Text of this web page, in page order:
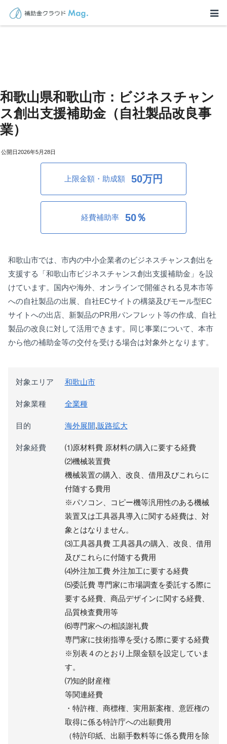
和歌山県和歌山市：ビジネスチャン
ス創出支援補助金（自社製品改良事
業）
2026年5月28日
上限金額・助成額 50万円
経費補助率 50％
和歌山市では、市内の中小企業者のビジネスチャンス創出を
支援する「和歌山市ビジネスチャンス創出支援補助金」を設
けています。国内や海外、オンラインで開催される見本市等
への自社製品の出展、自社ECサイトの構築及びモール型EC
サイトへの出店、新製品のPR用パンフレット等の作成、自社
製品の改良に対して活用できます。同じ事業について、本市
から他の補助金等の交付を受ける場合は対象外となります。
対象エリア 和歌山市
対象業種 全業種
目的 海外展開,販路拡大
対象経費
⑴原材料費 原材料の購入に要する経費
⑵機械装置費
機械装置の購入、改良、借用及びこれらに
付随する費用
※パソコン、コピー機等汎用性のある機械
装置又は工具器具導入に関する経費は、対
象とはなりません。
⑶工具器具費 工具器具の購入、改良、借用
及びこれらに付随する費用
⑷外注加工費 外注加工に要する経費
⑸委託費 専門家に市場調査を委託する際に
要する経費、商品デザインに関する経費、
品質検査費用等
⑹専門家への相談謝礼費
専門家に技術指導を受ける際に要する経費
※別表４のとおり上限金額を設定していま
す。
⑺知的財産権
等関連経費
・特許権、商標権、実用新案権、意匠権の
取得に係る特許庁への出願費用
（特許印紙、出願手数料等に係る費用を除